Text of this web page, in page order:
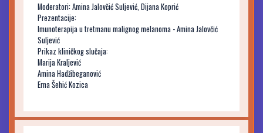
Moderatori: Amina Jalovčić Suljević, Dijana Koprić
Prezentacije:
Imunoterapija u tretmanu malignog melanoma - Amina Jalovčić
Suljević
Prikaz kliničkog slučaja:
Marija Kraljević
Amina Hadžibeganović
Erna Šehić Kozica